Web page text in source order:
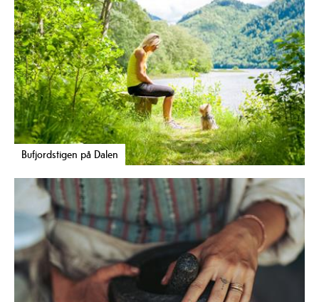
Bufjordstigen på Dalen